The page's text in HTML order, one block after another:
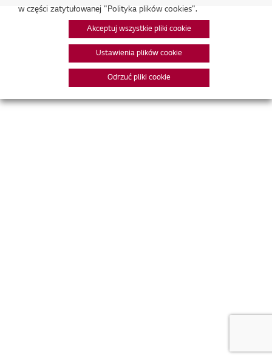
w części zatytułowanej "Polityka plików cookies".
Akceptuj wszystkie pliki cookie
Ustawienia plików cookie
Odrzuć pliki cookie